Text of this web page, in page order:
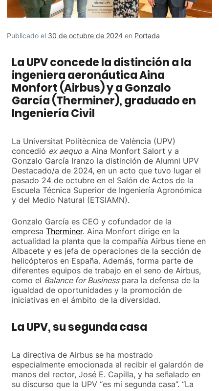
Publicado el 30 de octubre de 2024 en Portada
La UPV concede la distinción a la
ingeniera aeronáutica Aina
Monfort (Airbus) y a Gonzalo
García (Therminer), graduado en
Ingeniería Civil
La Universitat Politècnica de València (UPV)
concedió ex aequo a Aina Monfort Salort y a
Gonzalo García Iranzo la distinción de Alumni UPV
Destacado/a de 2024, en un acto que tuvo lugar el
pasado 24 de octubre en el Salón de Actos de la
Escuela Técnica Superior de Ingeniería Agronómica
y del Medio Natural (ETSIAMN).
Gonzalo García es CEO y cofundador de la
empresa Therminer. Aina Monfort dirige en la
actualidad la planta que la compañía Airbus tiene en
Albacete y es jefa de operaciones de la sección de
helicópteros en España. Además, forma parte de
diferentes equipos de trabajo en el seno de Airbus,
como el Balance for Businesspara la defensa de la
igualdad de oportunidades y la promoción de
iniciativas en el ámbito de la diversidad.
La UPV, su segunda casa
La directiva de Airbus se ha mostrado
especialmente emocionada al recibir el galardón de
manos del rector, José E. Capilla, y ha señalado en
su discurso que la UPV “es mi segunda casa”. “La